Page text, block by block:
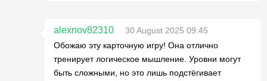
alexnov82310
30 August 2025 09:45
Обожаю эту карточную игру! Она отлично
тренирует логическое мышление. Уровни могут
быть сложными, но это лишь подстёгивает